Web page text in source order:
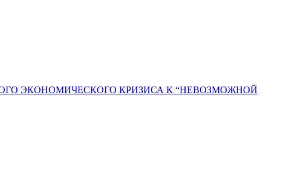
ЭКОНОМИЧЕСКОГО КРИЗИСА К “НЕВОЗМОЖНОЙ